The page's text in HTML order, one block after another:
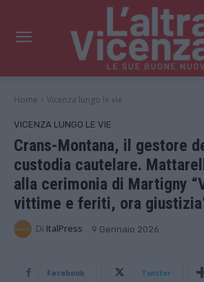
Home Vicenza lungo le vie
VICENZA LUNGO LE VIE
Crans-Montana, il gestore
custodia cautelare.
alla cerimonia di Martigny
vittime e feriti, ora
Di ItalPress 9 Gennaio 2026
Facebook Twitter